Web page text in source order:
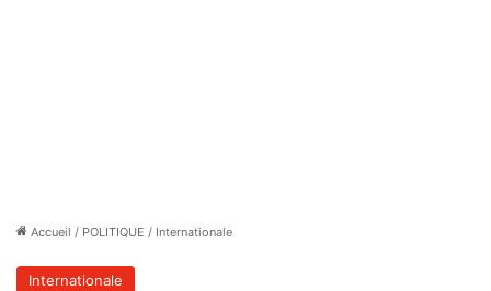
Accueil / POLITIQUE / Internationale
Internationale